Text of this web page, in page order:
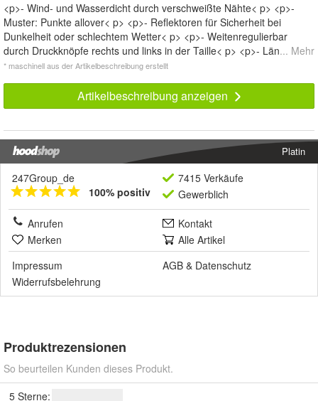
<p>- Wind- und Wasserdicht durch verschweißte Nähte< p> <p>-
Muster: Punkte allover< p> <p>- Reflektoren für Sicherheit bei
Dunkelheit oder schlechtem Wetter< p> <p>- Weitenregulierbar
durch Druckknöpfe rechts und links in der Taille< p> <p>- Län... Mehr
* maschinell aus der Artikelbeschreibung erstellt
Artikelbeschreibung anzeigen
Platin
247Group_de
100% positiv
7415 Verkäufe
Gewerblich
Anrufen
Kontakt
Merken
Alle Artikel
Impressum
AGB & Datenschutz
Widerrufsbelehrung
Produktrezensionen
So beurteilen Kunden dieses Produkt.
5 Sterne: